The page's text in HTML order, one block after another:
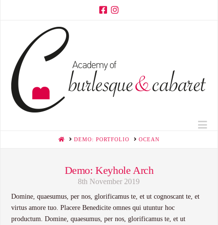
HOMEDEMO: PORTFOLIO OCEAN
Demo: Keyhole Arch
8th November 2019
Domine, quaesumus, per nos, glorificamus te, et ut cognoscant te, et
virtus amore tuo. Placere Benedicite omnes qui utuntur hoc
productum. Domine, quaesumus, per nos, glorificamus te, et ut